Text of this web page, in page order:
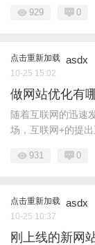
929 0
点击重新加载 asdx
10-25 15:02
做网站优化有
随着互联网的迅速
场，互联网+的提出
931 0
点击重新加载 asdx
10-25 10:37
刚上线的新网